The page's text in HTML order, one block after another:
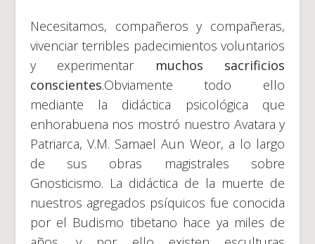
Necesitamos, compañeros y compañeras,
vivenciar terribles padecimientos voluntarios
y experimentar muchos sacrificios
conscientes.Obviamente todo ello
mediante la didáctica psicológica que
enhorabuena nos mostró nuestro Avatara y
Patriarca, V.M. Samael Aun Weor, a lo largo
de sus obras magistrales sobre
Gnosticismo. La didáctica de la muerte de
nuestros agregados psíquicos fue conocida
por el Budismo tibetano hace ya miles de